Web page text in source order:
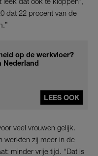
dat 22 procent van de
op de werkvloer?
Nederland
LEES OOK
veel vrouwen gelijk.
werkten zij meer in de
minder vrije tijd. “Dat is